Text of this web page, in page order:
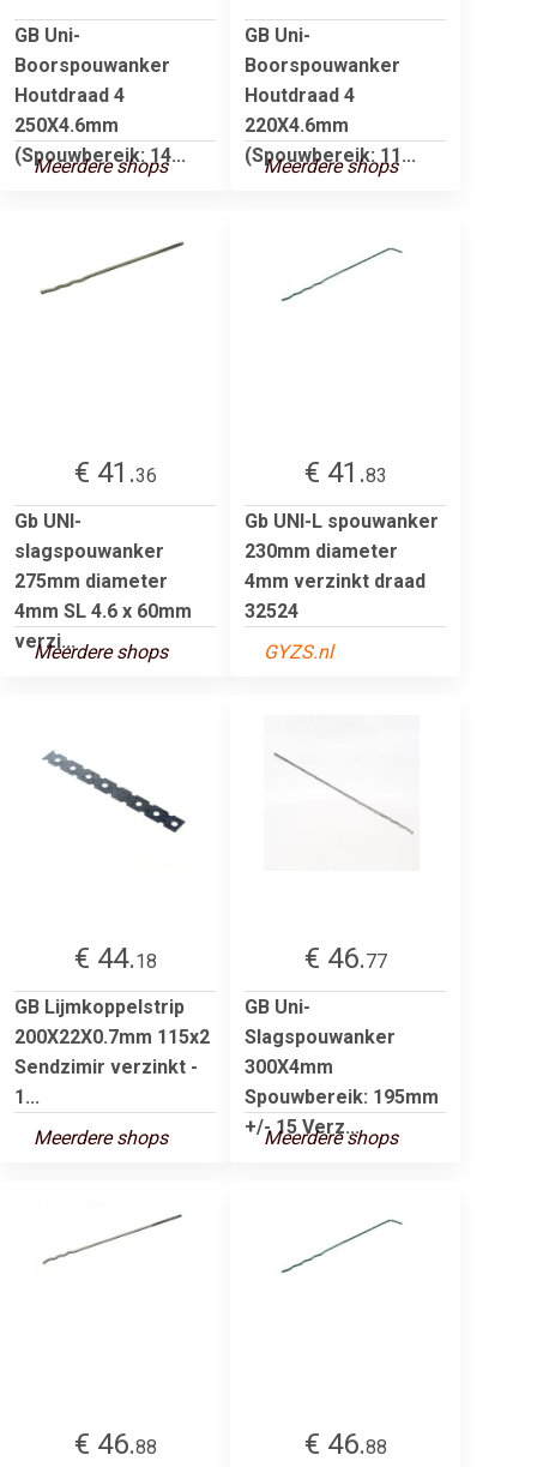
GB Uni-
Boorspouwanker
Houtdraad 4
250X4.6mm
(Spouwbereik: 14...
Meerdere shops
GB Uni-
Boorspouwanker
Houtdraad 4
220X4.6mm
(Spouwbereik: 11...
Meerdere shops
€ 41.36
Gb UNI-
slagspouwanker
275mm diameter
4mm SL 4.6 x 60mm
verzi...
Meerdere shops
€ 41.83
Gb UNI-L spouwanker
230mm diameter
4mm verzinkt draad
32524
GYZS.nl
€ 44.18
GB Lijmkoppelstrip
200X22X0.7mm 115x2
Sendzimir verzinkt -
1...
Meerdere shops
€ 46.77
GB Uni-
Slagspouwanker
300X4mm
Spouwbereik: 195mm
+/- 15 Verz...
Meerdere shops
€ 46.88
€ 46.88